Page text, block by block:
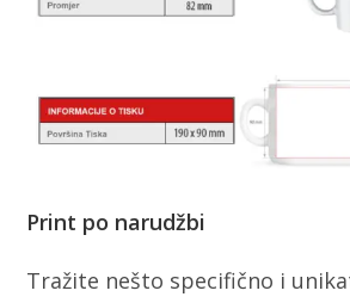
Print po narudžbi
Tražite nešto specifično i